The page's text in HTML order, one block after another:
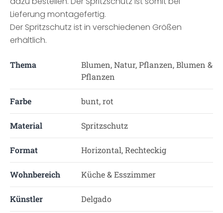
Lieferung montagefertig.
Der Spritzschutz ist in verschiedenen Größen
erhältlich.
Thema
Blumen, Natur, Pflanzen, Blumen &
Pflanzen
Farbe bunt, rot
Material Spritzschutz
Format Horizontal, Rechteckig
Wohnbereich Küche & Esszimmer
Künstler Delgado